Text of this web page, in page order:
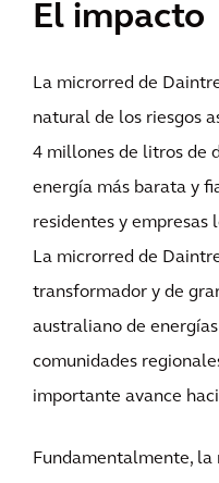
El impacto
La microrred de
natural de los riesgos
4 millones de litros de
energía más barata y
residentes y empresas
La microrred de
transformador y de
australiano de
comunidades
importante avance
Fundamentalmente,